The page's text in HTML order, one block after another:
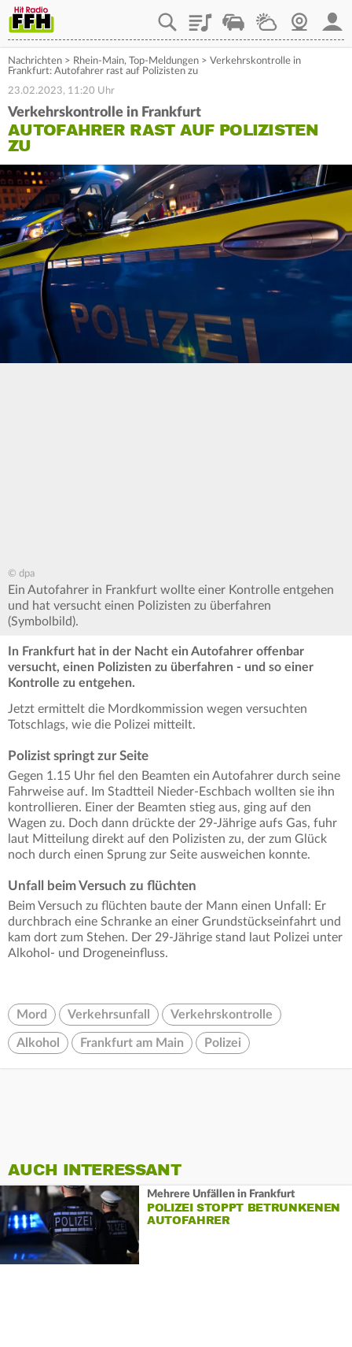
PlaylistStaupilotWetterWebcam
Nachrichten > Rhein-Main, Top-Meldungen > Verkehrskontrolle in
Frankfurt: Autofahrer rast auf Polizisten zu
23.02.2023, 11:20 Uhr
Verkehrskontrolle in Frankfurt
AUTOFAHRER RAST AUF POLIZISTEN
ZU
© dpa
Ein Autofahrer in Frankfurt wollte einer Kontrolle entgehen
und hat versucht einen Polizisten zu überfahren
(Symbolbild).
In Frankfurt hat in der Nacht ein Autofahrer offenbar
versucht, einen Polizisten zu überfahren - und so einer
Kontrolle zu entgehen.
Jetzt ermittelt die Mordkommission wegen versuchten
Totschlags, wie die Polizei mitteilt.
Polizist springt zur Seite
Gegen 1.15 Uhr fiel den Beamten ein Autofahrer durch seine
Fahrweise auf. Im Stadtteil Nieder-Eschbach wollten sie ihn
kontrollieren. Einer der Beamten stieg aus, ging auf den
Wagen zu. Doch dann drückte der 29-Jährige aufs Gas, fuhr
laut Mitteilung direkt auf den Polizisten zu, der zum Glück
noch durch einen Sprung zur Seite ausweichen konnte.
Unfall beim Versuch zu flüchten
Beim Versuch zu flüchten baute der Mann einen Unfall: Er
durchbrach eine Schranke an einer Grundstückseinfahrt und
kam dort zum Stehen. Der 29-Jährige stand laut Polizei unter
Alkohol- und Drogeneinfluss.
Mord Verkehrsunfall Verkehrskontrolle
Alkohol Frankfurt am Main Polizei
AUCH INTERESSANT
Mehrere Unfällen in Frankfurt
POLIZEI STOPPT BETRUNKENEN
AUTOFAHRER